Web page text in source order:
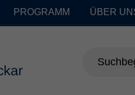
PROGRAMM ÜBER